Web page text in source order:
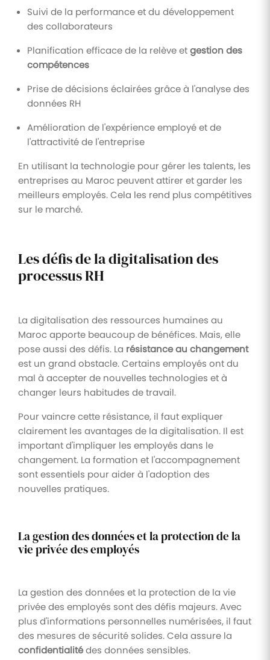
Suivi de la performance et du développement
des collaborateurs
Planification efficace de la relève etgestion des
compétences
Prise de décisions éclairées grâce à l'analyse des
données RH
Amélioration de l'expérience employé et de
l'attractivité de l'entreprise
En utilisant la technologie pour gérer les talents, les
entreprises au Maroc peuvent attirer et garder les
meilleurs employés. Cela les rend plus compétitives
sur le marché.
Les défis de la digitalisation des
processus RH
La digitalisation des ressources humaines au
Maroc apporte beaucoup de bénéfices. Mais, elle
pose aussi des défis. La résistance au changement
est un grand obstacle. Certains employés ont du
mal à accepter de nouvelles technologies et à
changer leurs habitudes de travail.
Pour vaincre cette résistance, il faut expliquer
clairement les avantages de la digitalisation. Il est
important d'impliquer les employés dans le
changement. La formation et l'accompagnement
sont essentiels pour aider à l'adoption des
nouvelles pratiques.
La gestion des données et la protection de la
vie privée des employés
La gestion des données et la protection de la vie
privée des employés sont des défis majeurs. Avec
plus d'informations personnelles numérisées, il faut
des mesures de sécurité solides. Cela assure la
confidentialitédes données sensibles.